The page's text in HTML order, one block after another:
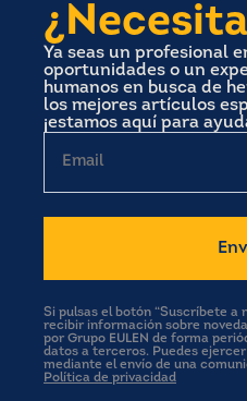
Ya seas un profesional
oportunidades o un
humanos en busca de
los mejores artículos
¡estamos aquí para
Si pulsas el botón “Suscríbete
recibir información sobre
por Grupo EULEN de forma
datos a terceros. Puedes
mediante el envío de una
Política de privacidad